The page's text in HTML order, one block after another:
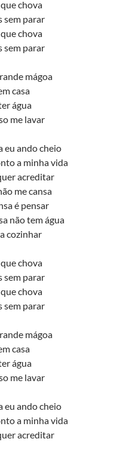
chova
sem parar
chova
sem parar
mágoa
casa
água
me lavar
eu ando cheio
a minha vida
acreditar
me cansa
é pensar
não tem água
cozinhar
chova
sem parar
chova
sem parar
mágoa
casa
água
me lavar
eu ando cheio
a minha vida
acreditar